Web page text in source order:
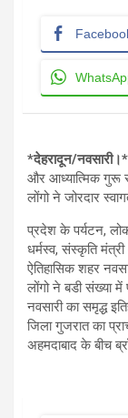
*देहरादून/नवसारी।*
और आध्यात्मिक गुरू
लोंगो ने जोरदार
प्रदेश के पर्यटन, लोक
धर्मस्व, संस्कृति
ऐतिहासिक शहर
लोंगो ने बडी संख्या
नवसारी का समृद्ध
जिला गुजरात का
अहमदाबाद के बीच